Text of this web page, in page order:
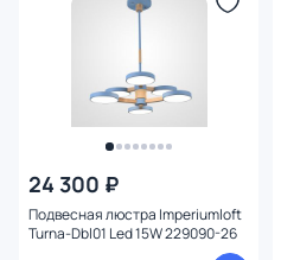
24 300 ₽
Подвесная люстра Imperiumloft
Turna-Dbl01 Led 15W 229090-26